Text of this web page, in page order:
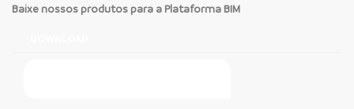
Baixe nossos produtos para a Plataforma BIM